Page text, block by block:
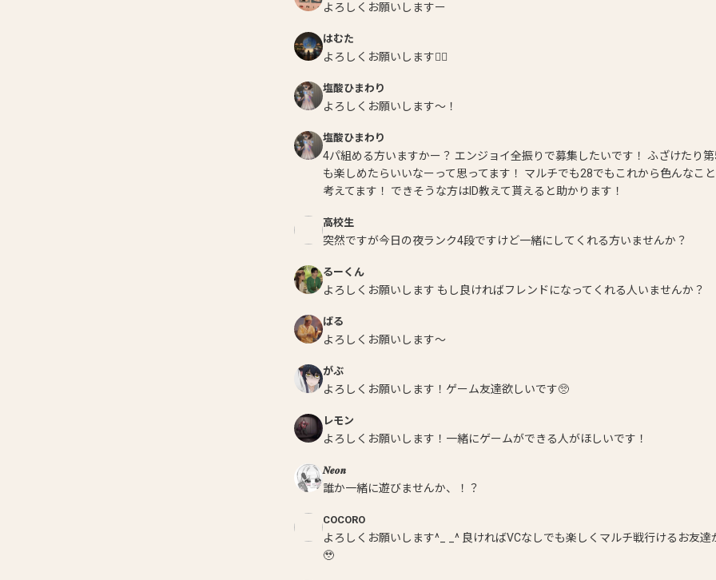
よろしくお願いしますー
はむた
よろしくお願いします🙇‍♂️
塩酸ひまわり
よろしくお願いします～！
塩酸ひまわり
4パ組める方いますかー？ エンジョイ全振りで募集したいです！ ふざけたり
も楽しめたらいいなーって思ってます！ マルチでも28でもこれから色んなこ
考えてます！ できそうな方はID教えて貰えると助かります！
高校生
突然ですが今日の夜ランク4段ですけど一緒にしてくれる方いませんか？
るーくん
よろしくお願いします もし良ければフレンドになってくれる人いませんか？
ばる
よろしくお願いします〜
がぶ
よろしくお願いします！ゲーム友達欲しいです🥺
レモン
よろしくお願いします！一緒にゲームができる人がほしいです！
𝑵𝒆𝒐𝒏
誰か一緒に遊びませんか、！？
COCORO
よろしくお願いします^_ _^ 良ければVCなしでも楽しくマルチ戦行けるお友達
🥹